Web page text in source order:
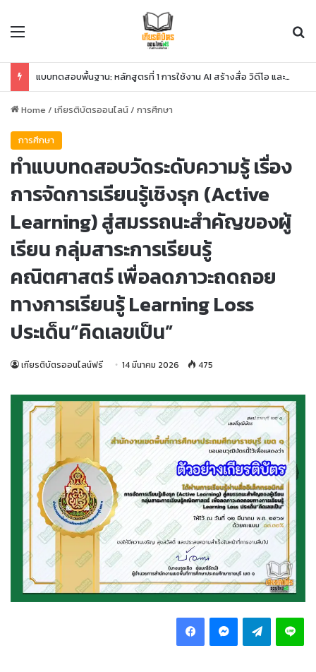
Menu
แบบทดสอบพื้นฐาน: หลักสูตรที่ 1 การใช้งาน AI สร้างสื่อ วิดีโอ และโค้ด
Home / เกียรติบัตรออนไลน์/ การศึกษา
การศึกษา
ทำแบบทดสอบวัดระดับความรู้ เรื่อง
การจัดการเรียนรู้เชิงรุก (Active
Learning) สู่สมรรถนะสำคัญของผู้
เรียน กลุ่มสาระการเรียนรู้
คณิตศาสตร์ เพื่อลดภาวะถดถอย
ทางการเรียนรู้ Learning Loss
ประเด็น“คิดเลขเป็น”
เกียรติบัตรออนไลน์ฟรี 14 มีนาคม 2026 475
FacebookMessengerTelegram